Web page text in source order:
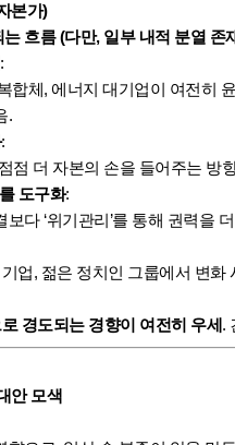
본가)
는 흐름 (다만, 일부 내적 분열 존
:
합체, 에너지 대기업이 여전히
.
:
점 더 자본의 손을 들어주는 방
도구화:
보다 ‘위기관리’를 통해 권력을
업, 젊은 정치인 그룹에서 변화
경도되는 경향이 여전히 우세.
안 모색